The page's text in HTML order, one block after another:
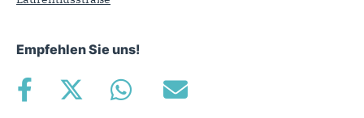
Empfehlen Sie uns!